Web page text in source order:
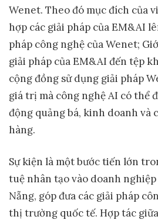
Wenet. Theo đó mục đích của
hợp các giải pháp của EM&AI
pháp công nghệ của Wenet;
giải pháp của EM&AI đến tệp
cộng đồng sử dụng giải pháp
giá trị mà công nghệ AI có thể
động quảng bá, kinh doanh và
hàng.
Sự kiện là một bước tiến lớn
tuệ nhân tạo vào doanh
Nẵng, góp đưa các giải pháp
thị trường quốc tế. Hợp tác